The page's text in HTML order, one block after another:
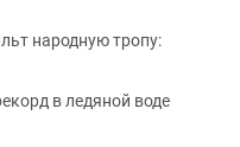
народную тропу:
в ледяной воде